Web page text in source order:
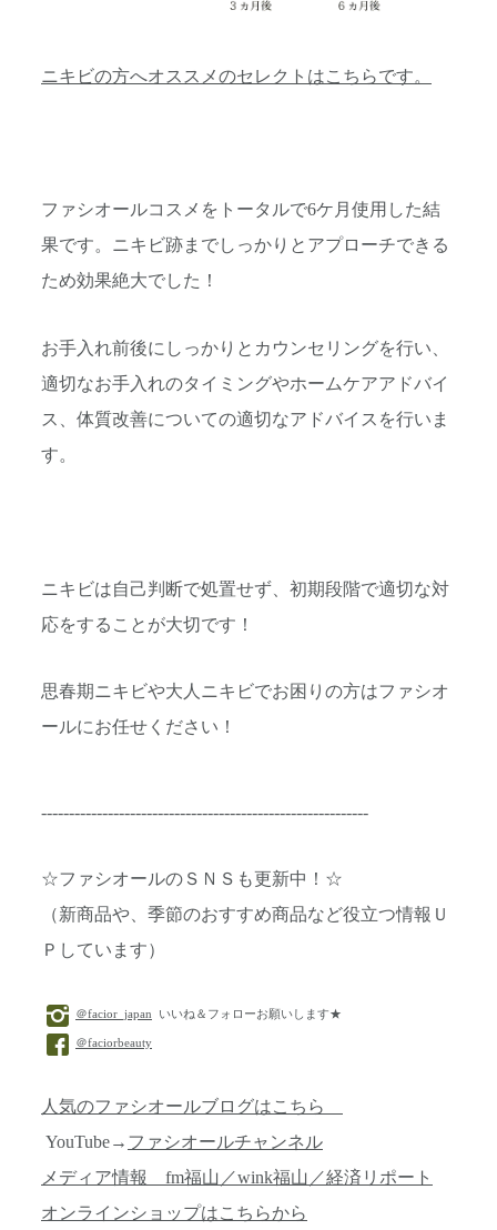
ニキビの方へオススメのセレクトはこちらです。
ファシオールコスメをトータルで6ケ月使用した結
果です。ニキビ跡までしっかりとアプローチできる
ため効果絶大でした！
お手入れ前後にしっかりとカウンセリングを行い、
適切なお手入れのタイミングやホームケアアドバイ
ス、体質改善についての適切なアドバイスを行いま
す。
ニキビは自己判断で処置せず、初期段階で適切な対
応をすることが大切です！
思春期ニキビや大人ニキビでお困りの方はファシオ
ールにお任せください！
-----------------------------------------------------------
☆ファシオールのＳＮＳも更新中！☆
（新商品や、季節のおすすめ商品など役立つ情報Ｕ
Ｐしています）
＠facior_japan いいね＆フォローお願いします★
＠faciorbeauty
人気のファシオールブログはこちら
YouTube→ ファシオールチャンネル
メディア情報 fm福山／wink福山／経済リポート
オンラインショップはこちらから